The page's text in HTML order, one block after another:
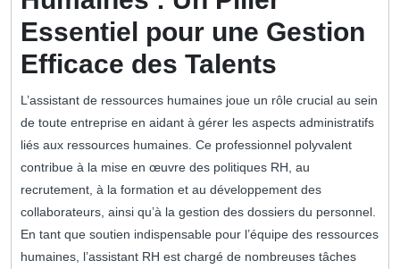
Essentiel pour une Gestion
Efficace des Talents
L’assistant de ressources humaines joue un rôle crucial au sein
de toute entreprise en aidant à gérer les aspects administratifs
liés aux ressources humaines. Ce professionnel polyvalent
contribue à la mise en œuvre des politiques RH, au
recrutement, à la formation et au développement des
collaborateurs, ainsi qu’à la gestion des dossiers du personnel.
En tant que soutien indispensable pour l’équipe des ressources
humaines, l’assistant RH est chargé de nombreuses tâches